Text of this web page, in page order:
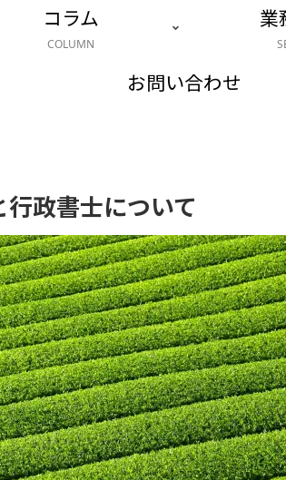
コラム
COLUMN
業
お問い合わせ
政書士について